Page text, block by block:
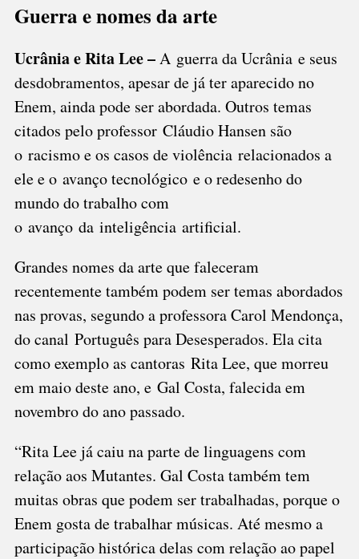
Guerra e nomes da arte
Ucrânia e Rita Lee –A guerra da Ucrâniae seus
desdobramentos, apesar de já ter aparecido no
Enem, ainda pode ser abordada. Outros temas
citados pelo professor Cláudio Hansen são
o racismo e os casos de violênciarelacionados a
ele e o avanço tecnológicoe o redesenho do
mundo do trabalho com
o avanço da inteligência artificial.
Grandes nomes da arte que faleceram
recentemente também podem ser temas abordados
nas provas, segundo a professora Carol Mendonça,
do canal Português para Desesperados. Ela cita
como exemplo as cantoras Rita Lee, que morreu
em maio deste ano, e Gal Costa, falecida em
novembro do ano passado.
“Rita Lee já caiu na parte de linguagens com
relação aos Mutantes. Gal Costa também tem
muitas obras que podem ser trabalhadas, porque o
Enem gosta de trabalhar músicas. Até mesmo a
participação histórica delas com relação ao papel